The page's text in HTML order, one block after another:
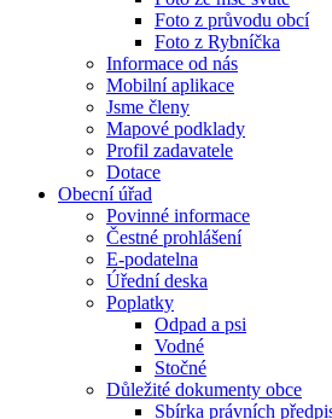
Foto z průvodu obcí
Foto z Rybníčka
Informace od nás
Mobilní aplikace
Jsme členy
Mapové podklady
Profil zadavatele
Dotace
Obecní úřad
Povinné informace
Čestné prohlášení
E-podatelna
Úřední deska
Poplatky
Odpad a psi
Vodné
Stočné
Důležité dokumenty obce
Sbírka právních